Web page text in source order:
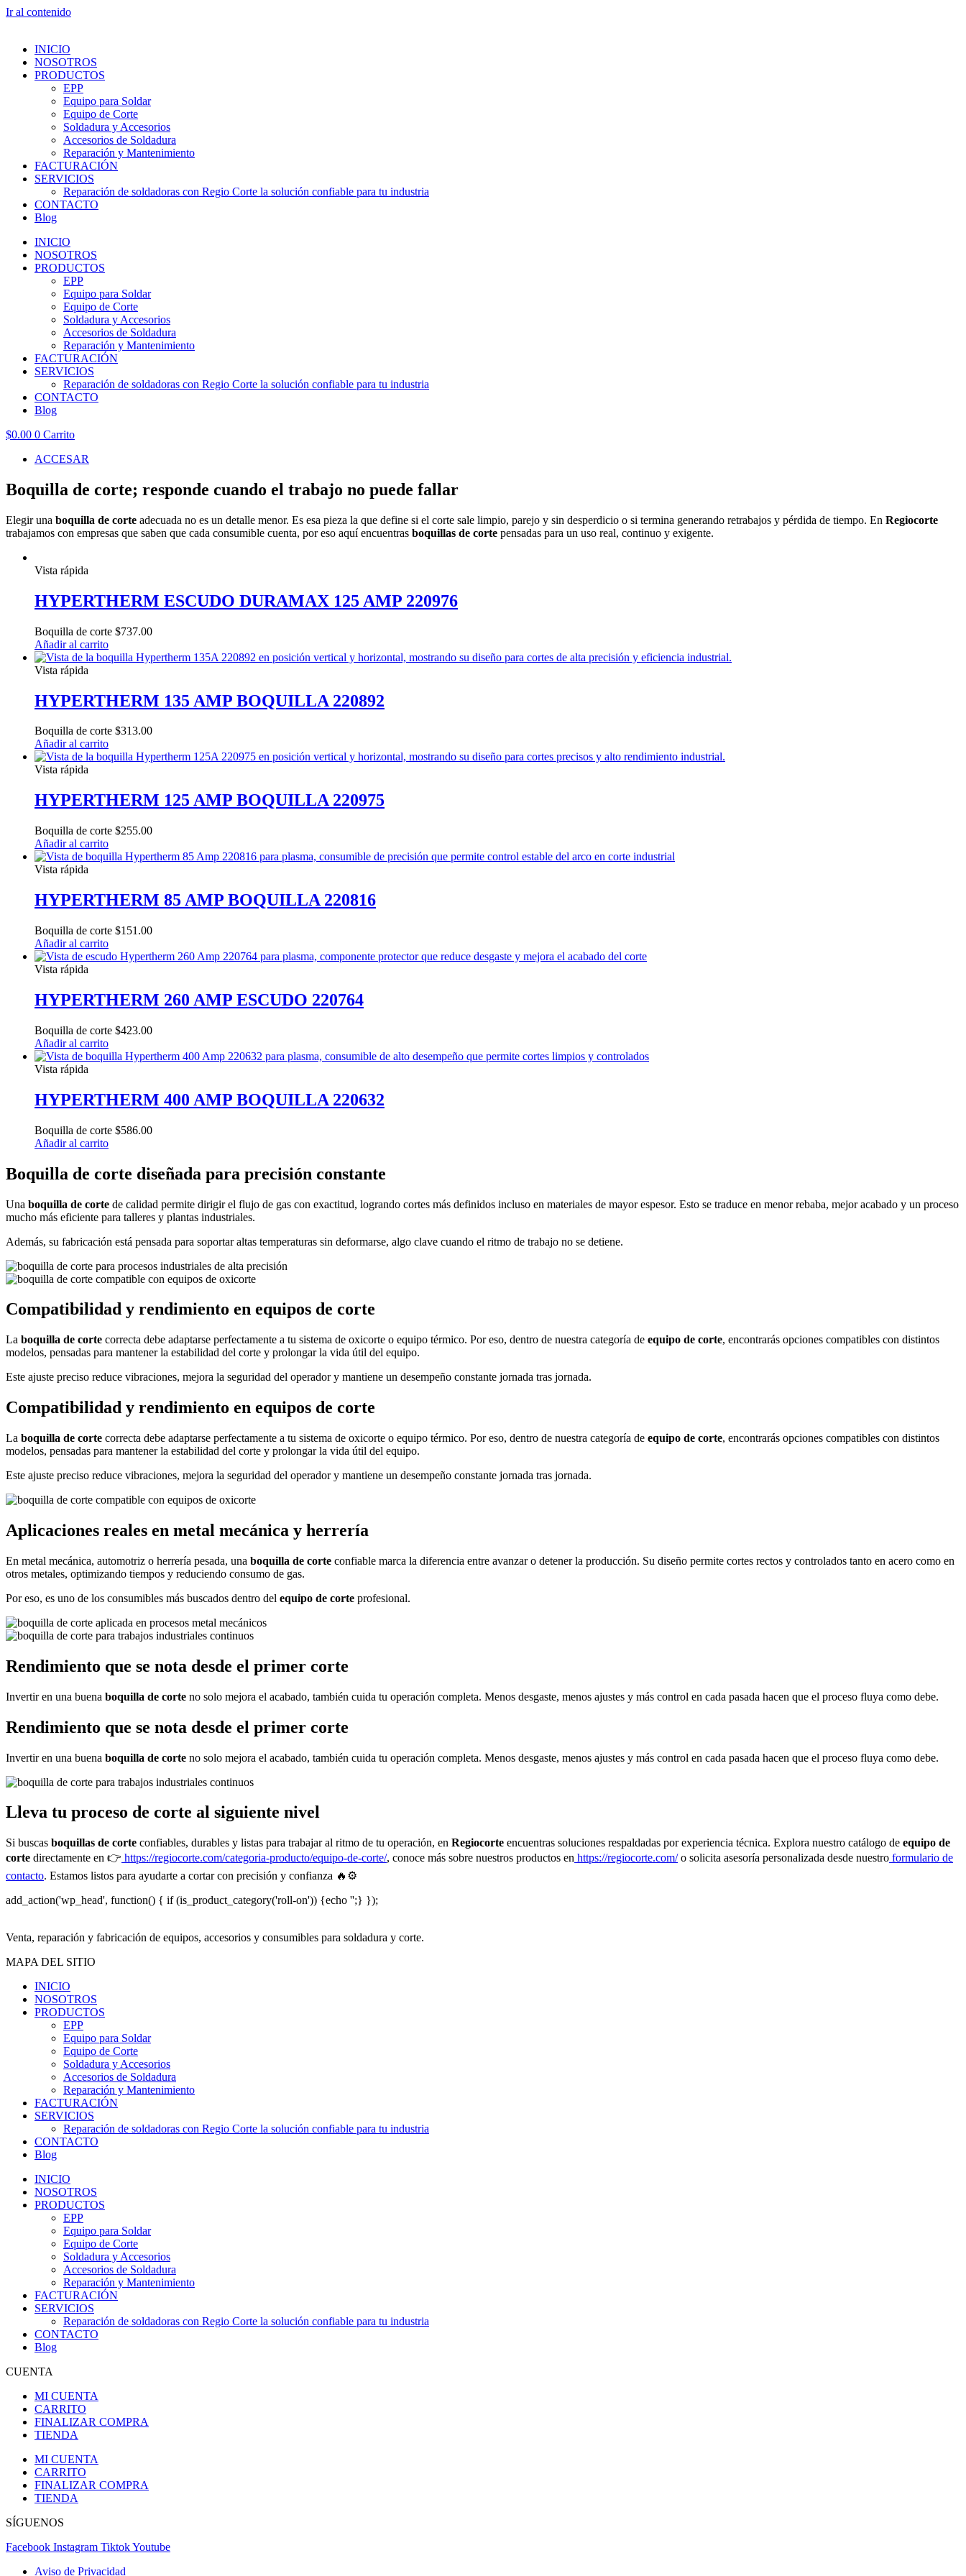
Ir al contenido
INICIO
NOSOTROS
PRODUCTOS
EPP
Equipo para Soldar
Equipo de Corte
Soldadura y Accesorios
Accesorios de Soldadura
Reparación y Mantenimiento
FACTURACIÓN
SERVICIOS
Reparación de soldadoras con Regio Corte la solución confiable para tu industria
CONTACTO
Blog
INICIO
NOSOTROS
PRODUCTOS
EPP
Equipo para Soldar
Equipo de Corte
Soldadura y Accesorios
Accesorios de Soldadura
Reparación y Mantenimiento
FACTURACIÓN
SERVICIOS
Reparación de soldadoras con Regio Corte la solución confiable para tu industria
CONTACTO
Blog
$0.00 0 Carrito
ACCESAR
Boquilla de corte; responde cuando el trabajo no puede fallar
Elegir una boquilla de corte adecuada no es un detalle menor. Es esa pieza la que define si el corte sale limpio, parejo y sin desperdicio o si termina generando retrabajos y pérdida de tiempo. En Regiocorte
trabajamos con empresas que saben que cada consumible cuenta, por eso aquí encuentras boquillas de corte pensadas para un uso real, continuo y exigente.
Vista rápida
HYPERTHERM ESCUDO DURAMAX 125 AMP 220976
Boquilla de corte $737.00
Añadir al carrito
Vista rápida
HYPERTHERM 135 AMP BOQUILLA 220892
Boquilla de corte $313.00
Añadir al carrito
Vista rápida
HYPERTHERM 125 AMP BOQUILLA 220975
Boquilla de corte $255.00
Añadir al carrito
Vista rápida
HYPERTHERM 85 AMP BOQUILLA 220816
Boquilla de corte $151.00
Añadir al carrito
Vista rápida
HYPERTHERM 260 AMP ESCUDO 220764
Boquilla de corte $423.00
Añadir al carrito
Vista rápida
HYPERTHERM 400 AMP BOQUILLA 220632
Boquilla de corte $586.00
Añadir al carrito
Boquilla de corte diseñada para precisión constante
Una boquilla de corte de calidad permite dirigir el flujo de gas con exactitud, logrando cortes más definidos incluso en materiales de mayor espesor. Esto se traduce en menor rebaba, mejor acabado y un proceso
mucho más eficiente para talleres y plantas industriales.
Además, su fabricación está pensada para soportar altas temperaturas sin deformarse, algo clave cuando el ritmo de trabajo no se detiene.
Compatibilidad y rendimiento en equipos de corte
La boquilla de corte correcta debe adaptarse perfectamente a tu sistema de oxicorte o equipo térmico. Por eso, dentro de nuestra categoría de equipo de corte, encontrarás opciones compatibles con distintos
modelos, pensadas para mantener la estabilidad del corte y prolongar la vida útil del equipo.
Este ajuste preciso reduce vibraciones, mejora la seguridad del operador y mantiene un desempeño constante jornada tras jornada.
Compatibilidad y rendimiento en equipos de corte
La boquilla de corte correcta debe adaptarse perfectamente a tu sistema de oxicorte o equipo térmico. Por eso, dentro de nuestra categoría de equipo de corte, encontrarás opciones compatibles con distintos
modelos, pensadas para mantener la estabilidad del corte y prolongar la vida útil del equipo.
Este ajuste preciso reduce vibraciones, mejora la seguridad del operador y mantiene un desempeño constante jornada tras jornada.
Aplicaciones reales en metal mecánica y herrería
En metal mecánica, automotriz o herrería pesada, una boquilla de corte confiable marca la diferencia entre avanzar o detener la producción. Su diseño permite cortes rectos y controlados tanto en acero como en
otros metales, optimizando tiempos y reduciendo consumo de gas.
Por eso, es uno de los consumibles más buscados dentro del equipo de corte profesional.
Rendimiento que se nota desde el primer corte
Invertir en una buena boquilla de corte no solo mejora el acabado, también cuida tu operación completa. Menos desgaste, menos ajustes y más control en cada pasada hacen que el proceso fluya como debe.
Rendimiento que se nota desde el primer corte
Invertir en una buena boquilla de corte no solo mejora el acabado, también cuida tu operación completa. Menos desgaste, menos ajustes y más control en cada pasada hacen que el proceso fluya como debe.
Lleva tu proceso de corte al siguiente nivel
Si buscas boquillas de corte confiables, durables y listas para trabajar al ritmo de tu operación, en Regiocorte encuentras soluciones respaldadas por experiencia técnica. Explora nuestro catálogo de equipo de
corte directamente en 👉 https://regiocorte.com/categoria-producto/equipo-de-corte/, conoce más sobre nuestros productos en https://regiocorte.com/o solicita asesoría personalizada desde nuestro formulario de
contacto. Estamos listos para ayudarte a cortar con precisión y confianza 🔥⚙️
add_action('wp_head', function() { if (is_product_category('roll-on')) {echo '';} });
Venta, reparación y fabricación de equipos, accesorios y consumibles para soldadura y corte.
MAPA DEL SITIO
INICIO
NOSOTROS
PRODUCTOS
EPP
Equipo para Soldar
Equipo de Corte
Soldadura y Accesorios
Accesorios de Soldadura
Reparación y Mantenimiento
FACTURACIÓN
SERVICIOS
Reparación de soldadoras con Regio Corte la solución confiable para tu industria
CONTACTO
Blog
INICIO
NOSOTROS
PRODUCTOS
EPP
Equipo para Soldar
Equipo de Corte
Soldadura y Accesorios
Accesorios de Soldadura
Reparación y Mantenimiento
FACTURACIÓN
SERVICIOS
Reparación de soldadoras con Regio Corte la solución confiable para tu industria
CONTACTO
Blog
CUENTA
MI CUENTA
CARRITO
FINALIZAR COMPRA
TIENDA
MI CUENTA
CARRITO
FINALIZAR COMPRA
TIENDA
SÍGUENOS
Facebook Instagram TiktokYoutube
Aviso de Privacidad